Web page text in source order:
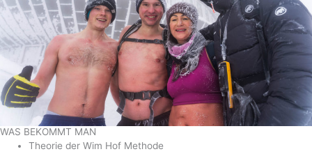
WAS BEKOMMT MAN
Theorie der Wim Hof Methode